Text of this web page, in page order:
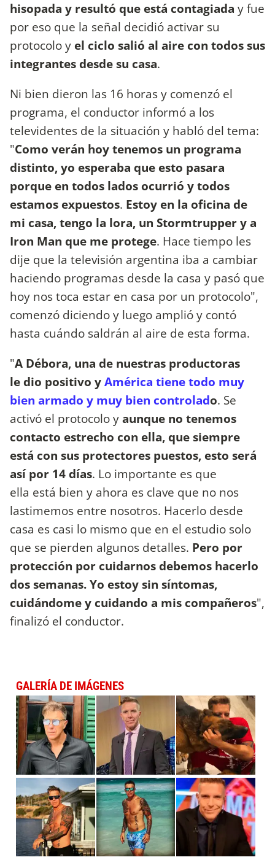
hisopada y resultó que está contagiada y fue
por eso que la señal decidió activar su
protocolo y el ciclo salió al aire con todos sus
integrantes desde su casa.
Ni bien dieron las 16 horas y comenzó el
programa, el conductor informó a los
televidentes de la situación y habló del tema:
"Como verán hoy tenemos un programa
distinto, yo esperaba que esto pasara
porque en todos lados ocurrió y todos
estamos expuestos. Estoy en la oficina de
mi casa, tengo la lora, un Stormtrupper y a
Iron Man que me protege. Hace tiempo les
dije que la televisión argentina iba a cambiar
haciendo programas desde la casa y pasó que
hoy nos toca estar en casa por un protocolo",
comenzó diciendo y luego amplió y contó
hasta cuándo saldrán al aire de esta forma.
"A Débora, una de nuestras productoras
le dio positivo yAmérica tiene todo muy
bien armado y muy bien controlado. Se
activó el protocolo yaunque no tenemos
contacto estrecho con ella, que siempre
está con sus protectores puestos, esto será
así por 14 días. Lo importante es que
ella está bien y ahora es clave que no nos
lastimemos entre nosotros. Hacerlo desde
casa es casi lo mismo que en el estudio solo
que se pierden algunos detalles. Pero por
protección por cuidarnos debemos hacerlo
dos semanas. Yo estoy sin síntomas,
cuidándome y cuidando a mis compañeros",
finalizó el conductor.
GALERÍA DE IMÁGENES